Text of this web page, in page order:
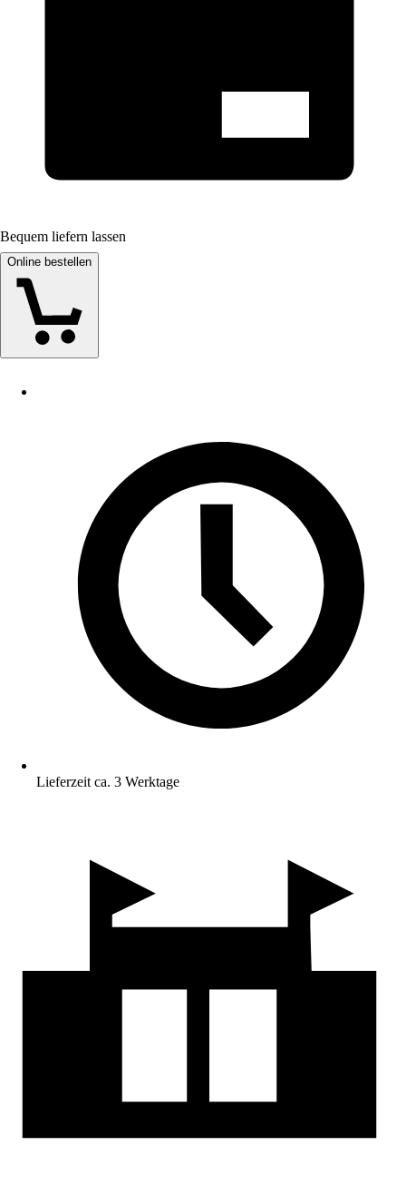
Bequem liefern lassen
Online bestellen
Lieferzeit ca. 3 Werktage